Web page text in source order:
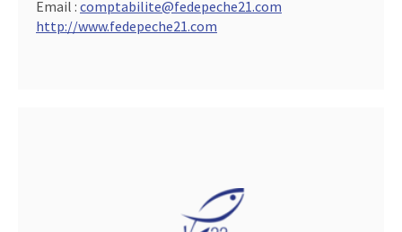
Email : comptabilite@fedepeche21.com
http://www.fedepeche21.com